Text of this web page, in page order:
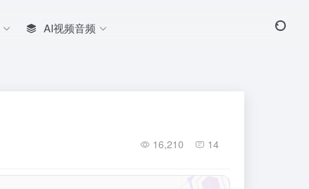
AI视频音频
16,210 14